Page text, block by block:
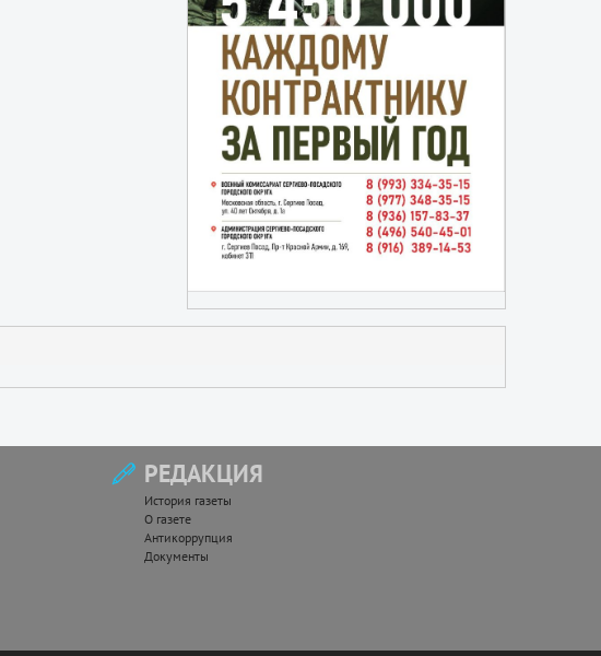
РЕДАКЦИЯ
История газеты
О газете
Антикоррупция
Документы